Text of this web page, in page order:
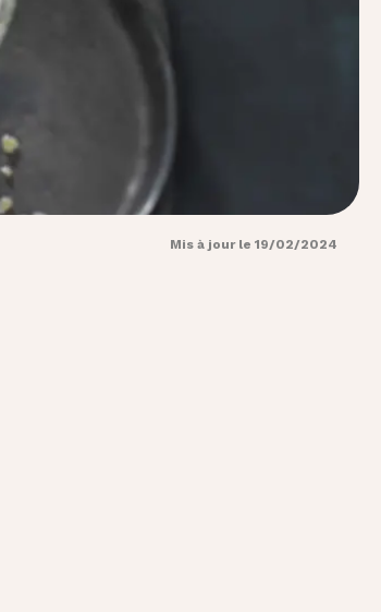
Mis à jour le 19/02/2024